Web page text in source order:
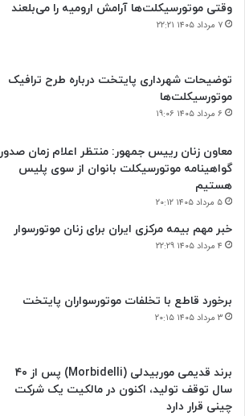
وقتی موتورسیکلت‌ها آرامش ارومیه را می‌بلعند
۷ مرداد ۱۴۰۵ ۲۲:۲۱
توضیحات شهرداری پایتخت درباره طرح ترافیک
موتورسیکلت‌ها
۶ مرداد ۱۴۰۵ ۱۹:۰۶
معاون زنان رییس جمهور: منتظر اعلام زمان صدور
گواهینامه موتورسیکلت بانوان از سوی پلیس
هستیم
۵ مرداد ۱۴۰۵ ۲۰:۱۲
خبر مهم بیمه مرکزی ایران برای زنان موتورسوار
۴ مرداد ۱۴۰۵ ۲۲:۲۹
برخورد قاطع با تخلفات موتورسواران پایتخت
۳ مرداد ۱۴۰۵ ۲۰:۱۵
برند قدیمی موربیدلی (Morbidelli) پس از ۴۰
سال توقف تولید، اکنون در مالکیت یک شرکت
چینی قرار دارد